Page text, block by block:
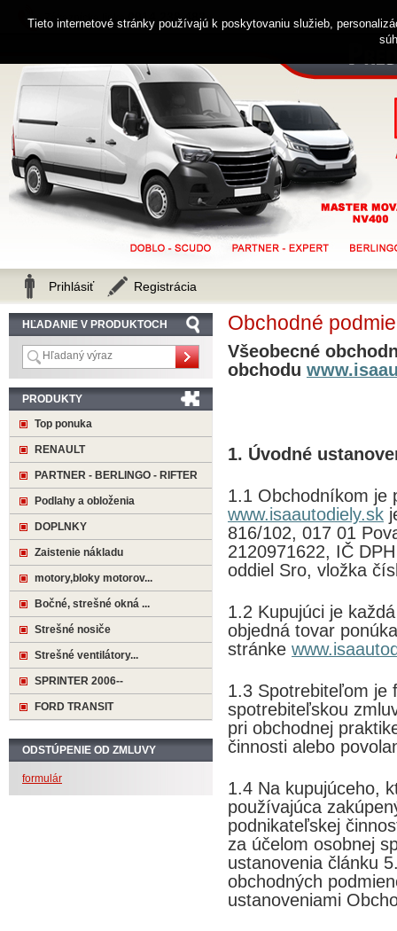
Obchodné
Všeobecné
obchodu
1. Úvodné
1.1 Obchodníkom je
www.isaautodiely.sk
816/102, 017 01
2120971622, IČ
oddiel Sro, vložka
1.2 Kupujúci je
objedná tovar
stránke
1.3 Spotrebiteľom je
spotrebiteľskou
pri obchodnej
činnosti alebo
1.4 Na kupujúceho,
používajúca
podnikateľskej
za účelom osobnej
ustanovenia článku
obchodných
ustanoveniami
HĽADANIE V PRODUKTOCH
PRODUKTY
Top ponuka
RENAULT
PARTNER - BERLINGO - RIFTER
Podlahy a obloženia
DOPLNKY
Zaistenie nákladu
motory,bloky motorov...
Bočné, strešné okná ...
Strešné nosiče
Strešné ventilátory...
SPRINTER 2006--
FORD TRANSIT
ODSTÚPENIE OD ZMLUVY
formulár
Zákaznícka linka 0914 238 482
Prihlásiť Registrácia
Tieto internetové stránky používajú k poskytovaniu služieb,